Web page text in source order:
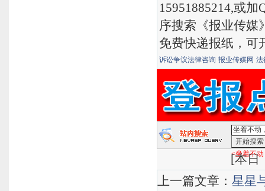
15951885214,或
序搜索《报业传媒
免费快递报纸，可
诉讼争议法律咨询 报业传媒网 法
<坐着不
[本日
上一篇文章： 星星